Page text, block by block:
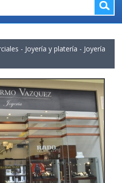
- Joyería y platería - Joyería